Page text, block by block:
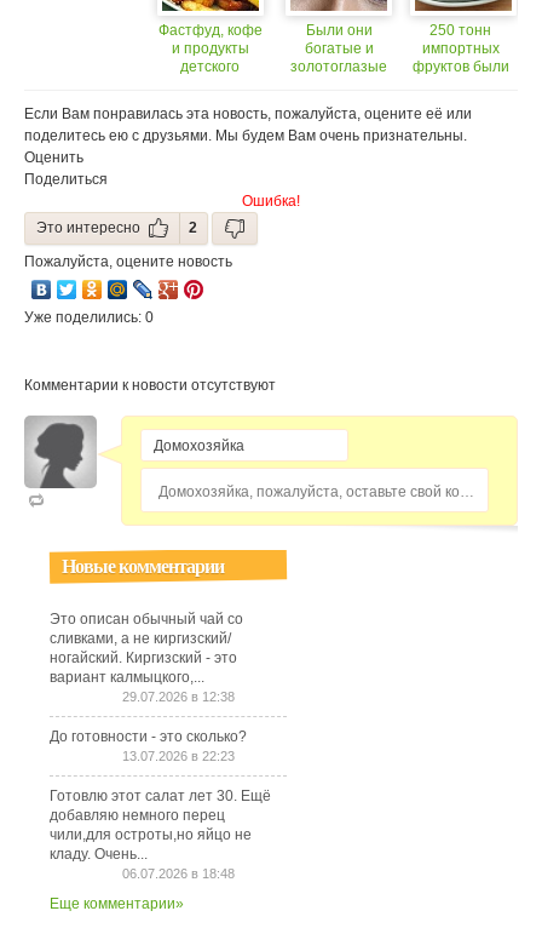
Фастфуд, кофе
и продукты
детского
канцерогены
Были они
богатые и
золотоглазые
250 тонн
импортных
фруктов были
Если Вам понравилась эта новость, пожалуйста, оцените её или
поделитесь ею с друзьями. Мы будем Вам очень признательны.
Оценить
Поделиться
Ошибка!
Это интересно
2
Пожалуйста, оцените новость
Уже поделились: 0
Комментарии к новости отсутствуют
Домохозяйка, пожалуйста, оставьте свой комментарий...
Новые комментарии
Это описан обычный чай со
сливками, а не киргизский/
ногайский. Киргизский - это
вариант калмыцкого,...
29.07.2026 в 12:38
До готовности - это сколько?
13.07.2026 в 22:23
Готовлю этот салат лет 30. Ещё
добавляю немного перец
чили,для остроты,но яйцо не
кладу. Очень...
06.07.2026 в 18:48
Еще комментарии»